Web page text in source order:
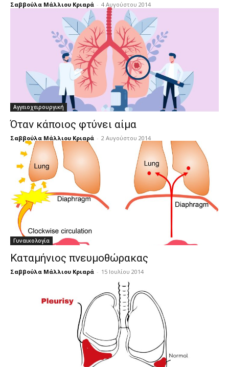
Σαββούλα Μάλλιου Κριαρά - 4 Αυγούστου 2014
Αγγειοχειρουργική
Όταν κάποιος φτύνει αίμα
Σαββούλα Μάλλιου Κριαρά - 2 Αυγούστου 2014
Γυναικολογία
Καταμήνιος πνευμοθώρακας
Σαββούλα Μάλλιου Κριαρά - 15 Ιουλίου 2014